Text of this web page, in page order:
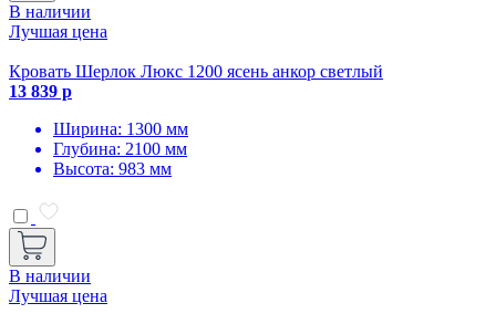
В наличии
Лучшая цена
Кровать Шерлок Люкс 1200 ясень анкор светлый
13 839 р
Ширина: 1300 мм
Глубина: 2100 мм
Высота: 983 мм
В наличии
Лучшая цена